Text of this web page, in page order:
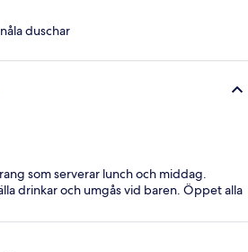
duschar
som serverar lunch och middag.
drinkar och umgås vid baren. Öppet alla